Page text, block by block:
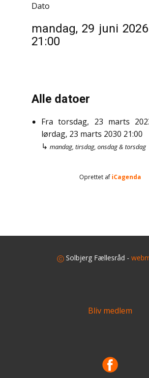
Dato
mandag, 29 juni 2026
21:00
Alle datoer
Fra torsdag, 23 marts
lørdag, 23 marts 2030 21:00
↳ mandag, tirsdag, onsdag & torsdag
Oprettet af iCagenda
Solbjerg Fællesråd -
Bliv medlem